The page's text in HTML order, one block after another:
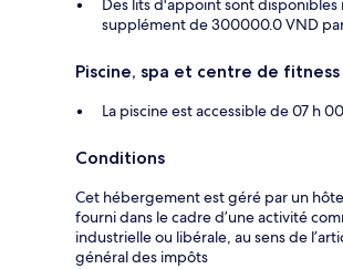
Des lits d'appoint sont disponibles
supplément de 300000.0 VND
Piscine, spa et centre de
La piscine est accessible de 07 h
Conditions
Cet hébergement est géré par un
fourni dans le cadre d’une activité
industrielle ou libérale, au sens de
général des impôts